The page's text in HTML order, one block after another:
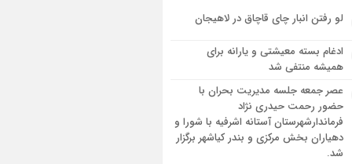
در آستان امام رئوف
هوایی مراسم تشییع پیکر مطهر آقای
ایران – مشهد
تشییع پیکر مطهر آقای شهید ایران –
لو رفتن انبار چای قاچاق در لاهیجان
ادغام بسته معیشتی و یارانه برای
همیشه منتفی شد
عصر جمعه جلسه مدیریت بحران با
حضور رحمت حیدری نژاد
فرماندارشهرستان آستانه اشرفیه با شورا و
دهیاران بخش مرکزی و بندر کیاشهر برگزار
شد.